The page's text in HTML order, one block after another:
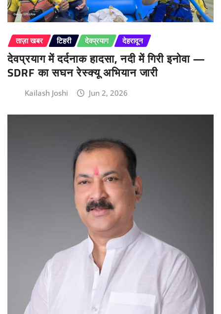
ताज़ा खबर टिहरी देवप्रयाग देहरादून
देवप्रयाग में दर्दनाक हादसा, नदी में गिरी इनोवा —
SDRF का सघन रेस्क्यू अभियान जारी
Kailash Joshi Jun 2, 2026